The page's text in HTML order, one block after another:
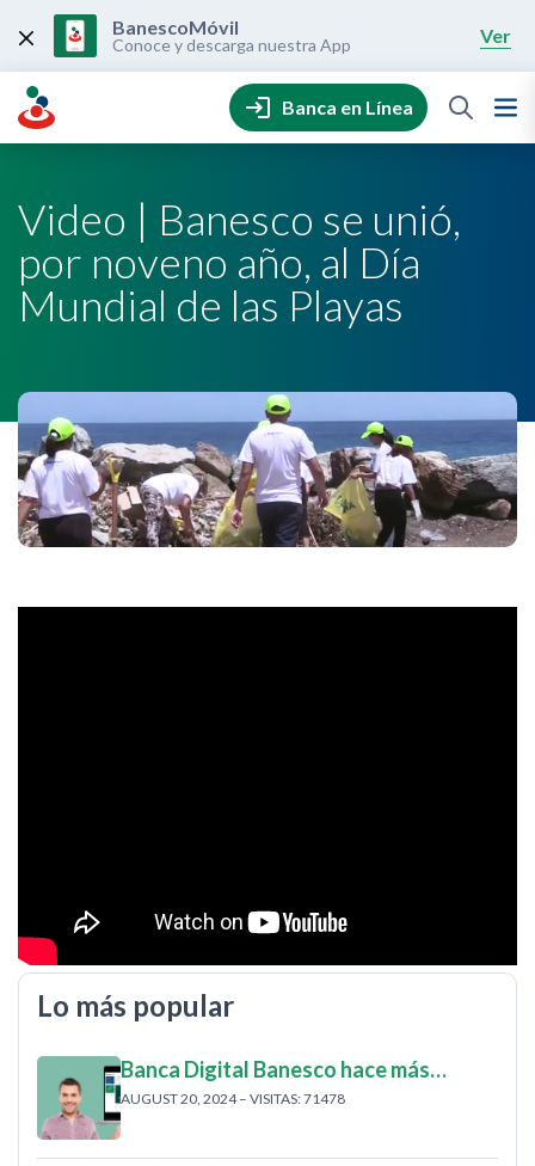
content
BanescoMóvil
Conoce y descarga nuestra App Ver
Banca en Línea
Video | Banesco se unió,
por noveno año, al Día
Mundial de las Playas
Lo más popular
Banca Digital Banesco hace más…
AUGUST 20, 2024 – VISITAS: 71478